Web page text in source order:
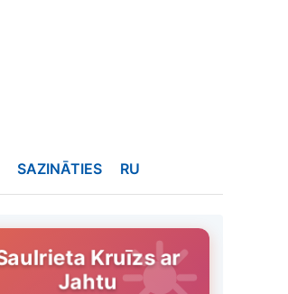
SAZINĀTIES RU
Kruīzs ar
Jahtu